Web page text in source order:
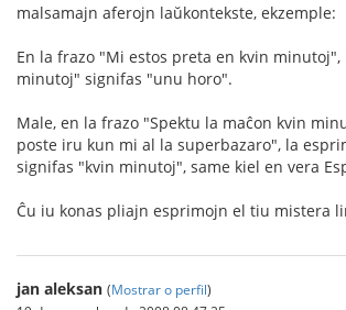
malsamajn aferojn laŭkontekste, ekzemple:
En la frazo "Mi estos preta en kvin
minutoj" signifas "unu horo".
Male, en la frazo "Spektu la maĉon kvin
poste iru kun mi al la superbazaro", la
signifas "kvin minutoj", same kiel en vera
Ĉu iu konas pliajn esprimojn el tiu mistera
jan aleksan (Mostrar o perfil)